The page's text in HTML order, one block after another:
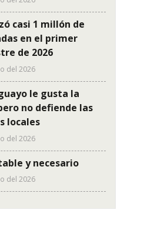
casi 1 millón de
en el primer
de 2026
del 2026
le gusta la
no defiende las
locales
del 2026
y necesario
del 2026